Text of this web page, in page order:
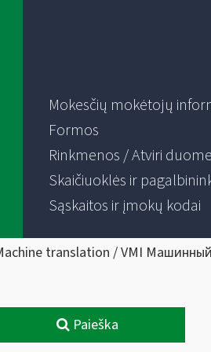
Mokesčių mokėtojų
Formos
Rinkmenos / Atviri
Skaičiuoklės ir
Sąskaitos ir įmokų kodai
translation / VMI
Paieška